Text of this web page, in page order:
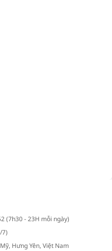
(7h30 - 23H mỗi ngày)
7)
Hưng Yên, Việt Nam